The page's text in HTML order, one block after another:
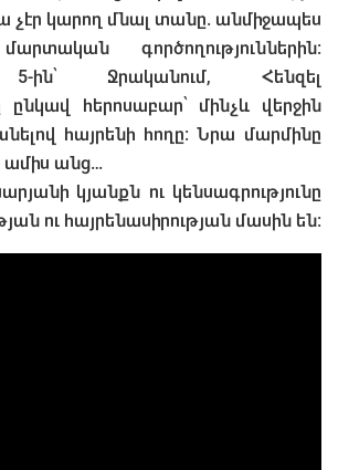
չէր կարող մնալ տանը. անմիջապես
գործողություններին։
5-ին՝ Ջրականում, Հենզել
հերոսաբար՝ մինչև վերջին
հայրենի հողը։ Նրա մարմինը
անց…
կյանքն ու կենսագրությունը
ու հայրենասիրության մասին են։